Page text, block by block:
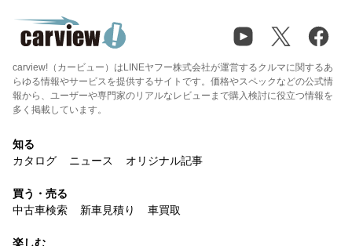
carview!（カービュー）はLINEヤフー株式会社が運営するクルマに関するあ
らゆる情報やサービスを提供するサイトです。価格やスペックなどの公式情
報から、ユーザーや専門家のリアルなレビューまで購入検討に役立つ情報を
多く掲載しています。
知る
カタログ
ニュース オリジナル記事
買う・売る
中古車検索
新車見積り 車買取
楽しむ